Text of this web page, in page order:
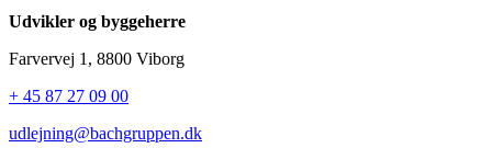
Udvikler og byggeherre
Farvervej 1, 8800 Viborg
+ 45 87 27 09 00
udlejning@bachgruppen.dk